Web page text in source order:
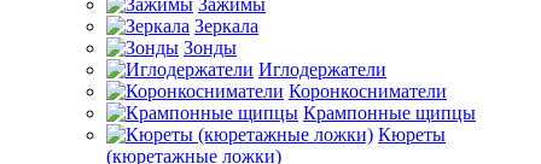
Зажимы
Зеркала
Зонды
Иглодержатели
Коронкосниматели
Крампонные щипцы
Кюреты
(кюретажные ложки)